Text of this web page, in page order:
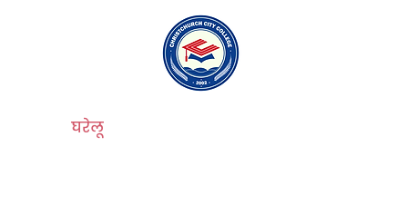
घरेलू